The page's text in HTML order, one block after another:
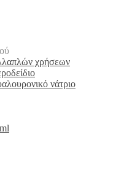
χρήσεων
νάτριο